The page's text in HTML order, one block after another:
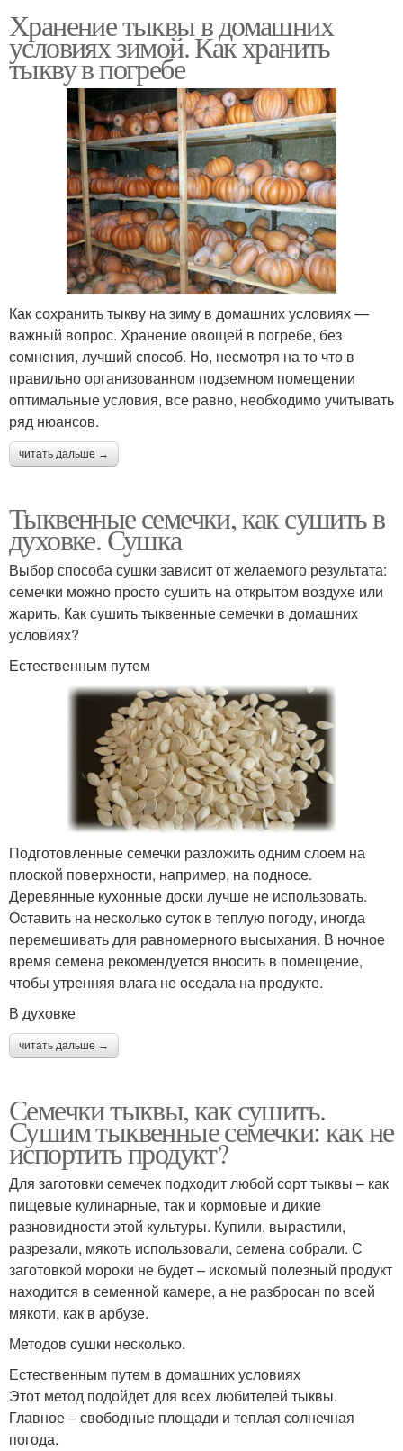
Хранение тыквы в домашних
условиях зимой. Как хранить
тыкву в погребе
Как сохранить тыкву на зиму в домашних условиях —
важный вопрос. Хранение овощей в погребе, без
сомнения, лучший способ. Но, несмотря на то что в
правильно организованном подземном помещении
оптимальные условия, все равно, необходимо учитывать
ряд нюансов.
читать дальше →
Тыквенные семечки, как сушить в
духовке. Сушка
Выбор способа сушки зависит от желаемого результата:
семечки можно просто сушить на открытом воздухе или
жарить. Как сушить тыквенные семечки в домашних
условиях?
Естественным путем
Подготовленные семечки разложить одним слоем на
плоской поверхности, например, на подносе.
Деревянные кухонные доски лучше не использовать.
Оставить на несколько суток в теплую погоду, иногда
перемешивать для равномерного высыхания. В ночное
время семена рекомендуется вносить в помещение,
чтобы утренняя влага не оседала на продукте.
В духовке
читать дальше →
Семечки тыквы, как сушить.
Сушим тыквенные семечки: как не
испортить продукт?
Для заготовки семечек подходит любой сорт тыквы – как
пищевые кулинарные, так и кормовые и дикие
разновидности этой культуры. Купили, вырастили,
разрезали, мякоть использовали, семена собрали. С
заготовкой мороки не будет – искомый полезный продукт
находится в семенной камере, а не разбросан по всей
мякоти, как в арбузе.
Методов сушки несколько.
Естественным путем в домашних условиях
Этот метод подойдет для всех любителей тыквы.
Главное – свободные площади и теплая солнечная
погода.